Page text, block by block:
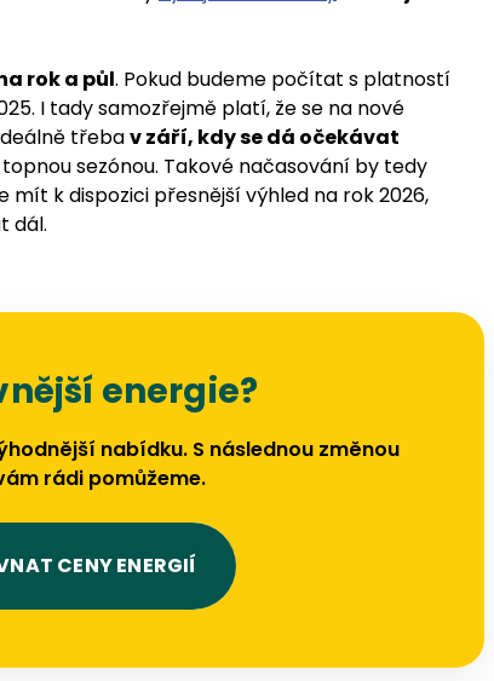
rok a půl. Pokud budeme počítat s platností
I tady samozřejmě platí, že se na nové
třebav září, kdy se dá očekávat
sezónou. Takové načasování by tedy
k dispozici přesnější výhled na rok 2026,
dál.
energie?
nabídku. S následnou změnou
rádi pomůžeme.
CENY ENERGIÍ